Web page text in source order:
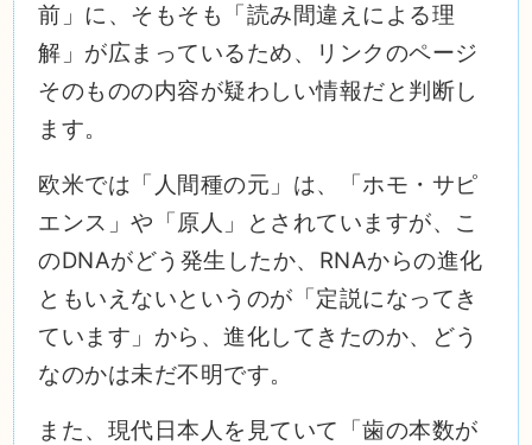
前」に、そもそも「読み間違えによる理
解」が広まっているため、リンクのページ
そのものの内容が疑わしい情報だと判断し
ます。
欧米では「人間種の元」は、「ホモ・サピ
エンス」や「原人」とされていますが、こ
のDNAがどう発生したか、RNAからの進化
ともいえないというのが「定説になってき
ています」から、進化してきたのか、どう
なのかは未だ不明です。
また、現代日本人を見ていて「歯の本数が